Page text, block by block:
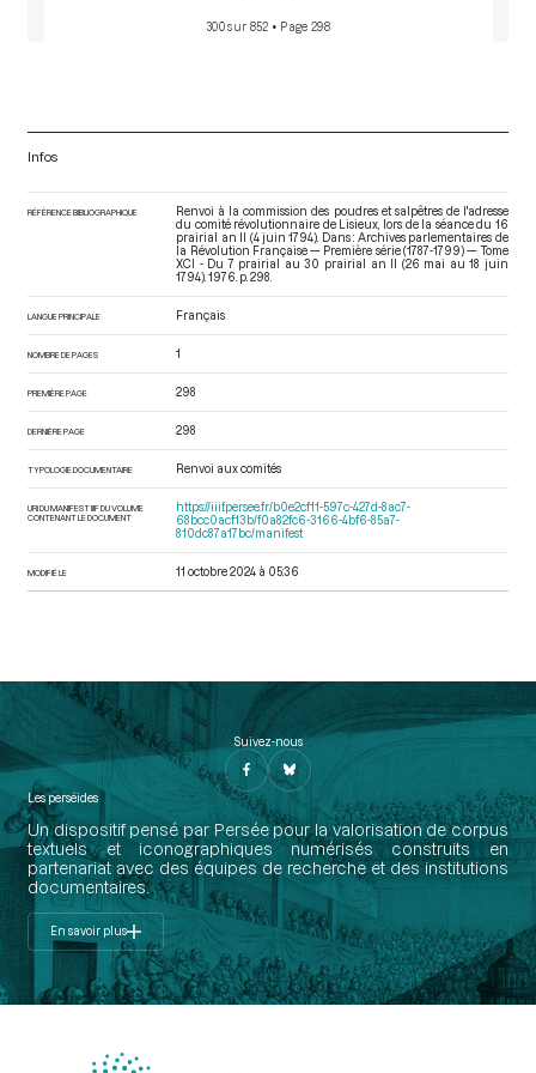
300 sur 852 • Page 298
Infos
RÉFÉRENCE BIBLIOGRAPHIQUE
Renvoi à la commission des poudres et salpêtres de l'adresse
du comité révolutionnaire de Lisieux, lors de la séance du 16
prairial an II (4 juin 1794). Dans : Archives parlementaires de
la Révolution Française — Première série (1787-1799) — Tome
XCI - Du 7 prairial au 30 prairial an II (26 mai au 18 juin
1794) . 1976. p. 298.
LANGUE PRINCIPALE Français
NOMBRE DE PAGES 1
PREMIÈRE PAGE 298
DERNIÈRE PAGE 298
TYPOLOGIE DOCUMENTAIRE Renvoi aux comités
URI DU MANIFEST IIIF DU VOLUME
CONTENANT LE DOCUMENT
https://iiif.persee.fr/b0e2cf11-597c-427d-8ac7-
68bcc0acf13b/f0a82fc6-3166-4bf6-85a7-
810dc87a17bc/manifest
MODIFIÉ LE 11 octobre 2024 à 05:36
Suivez-nous
Les perséides
Un dispositif pensé par Persée pour la valorisation de corpus
textuels et iconographiques numérisés construits en
partenariat avec des équipes de recherche et des institutions
documentaires.
En savoir plus